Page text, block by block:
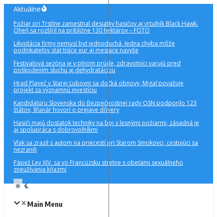
Preskočiť
obsah
Aktuálne
Požiar pri Trstíne zamestnal desiatky hasičov aj vrtuľník Black Hawk.
Oheň sa rozšíril na približne 130 hektárov – FOTO
Likvidácia firmy nemusí byť jednoduchá. Jedna chyba môže
podnikateľov stáť tisíce eur aj mesiace navyše
Festivalová sezóna je v plnom prúde, zdravotníci varujú pred
poškodením sluchu aj dehydratáciou
Hrad Plaveč v Starej Ľubovni sa dočká obnovy, Migaľ považuje
projekt za významnú investíciu
Kandidatúru Slovenska do Bezpečnostnej rady OSN podporilo 123
štátov, Blanár hovorí o prejave dôvery
Hasiči majú dostatok techniky na boj s lesnými požiarmi, zásadná je
aj spolupráca s dobrovoľníkmi
Vlak sa zrazil s autom na priecestí pri Starom Smokovci, cestujúci sa
nezranili
Pápež Lev XIV. sa vo Francúzsku stretne s obeťami sexuálneho
zneužívania kňazmi
Main Menu